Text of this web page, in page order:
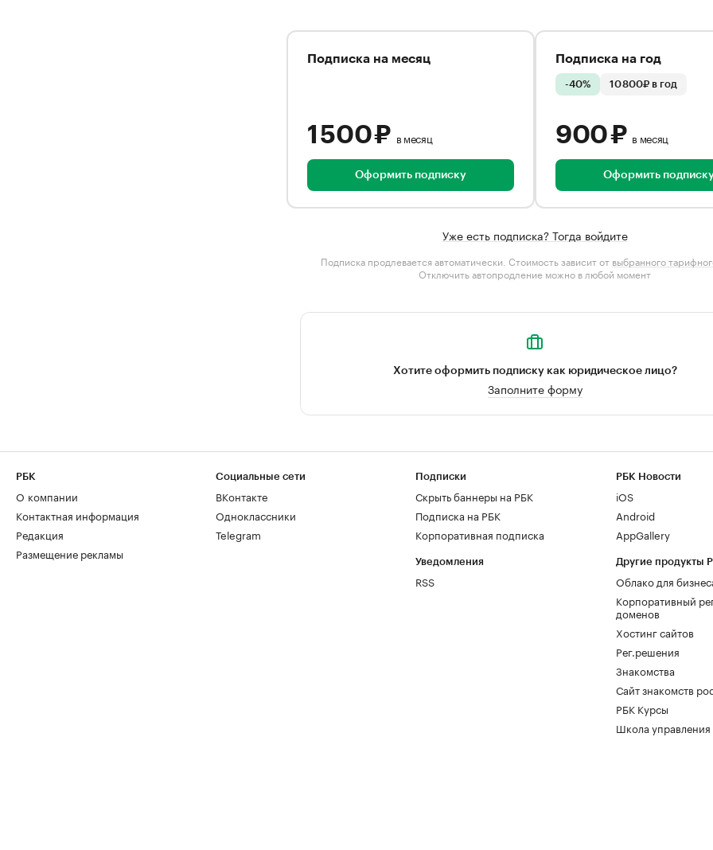
Подписка на месяц
1 500 ₽ в месяц
Оформить подписку
Подписка на год
-40% 10 800₽ в год
900 ₽ в месяц
Оформить
Уже есть подписка? Тогда войдите
Подписка продлевается автоматически. Стоимость зависит от выбранного
Отключить автопродление можно в любой момент
Хотите оформить подписку как юридическое лицо?
Заполните форму
РБК
О компании
Контактная информация
Редакция
Размещение рекламы
Социальные сети
ВКонтакте
Одноклассники
Telegram
Подписки
Скрыть баннеры на РБК
Подписка на РБК
Корпоративная подписка
Уведомления
RSS
РБК Новости
iOS
Android
AppGallery
Другие продукты
Облако для
Корпоративный
доменов
Хостинг сайтов
Рег.решения
Знакомства
Сайт знакомств
РБК Курсы
Школа